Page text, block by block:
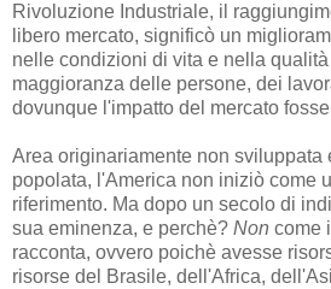
Rivoluzione Industriale, il
libero mercato, significò un
nelle condizioni di vita e nella
maggioranza delle persone, dei
dovunque l'impatto del mercato
Area originariamente non sviluppata
popolata, l'America non iniziò come
riferimento. Ma dopo un secolo di
sua eminenza, e perchè? Non come
racconta, ovvero poichè avesse
risorse del Brasile, dell'Africa,